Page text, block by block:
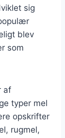
sig
blev
som
af
typer mel
opskrifter
rugmel,